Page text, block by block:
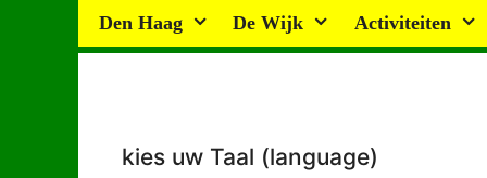
Den Haag De Wijk Activiteiten
kies uw Taal (language)